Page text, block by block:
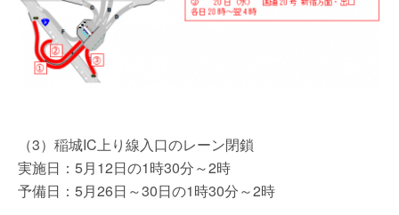
（3）稲城IC上り線入口のレーン閉鎖
実施日：5月12日の1時30分～2時
予備日：5月26日～30日の1時30分～2時